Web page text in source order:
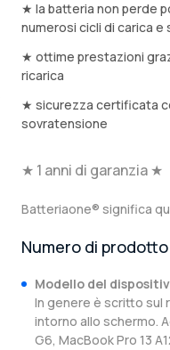
★ la batteria non perde
numerosi cicli di carica e
★ ottime prestazioni
ricarica
★ sicurezza certificata
sovratensione
★ 1 anni di garanzia ★
Batteriaone® significa
Numero di
Modello del
In genere è scritto sul
intorno allo schermo.
G6, MacBook Pro 13